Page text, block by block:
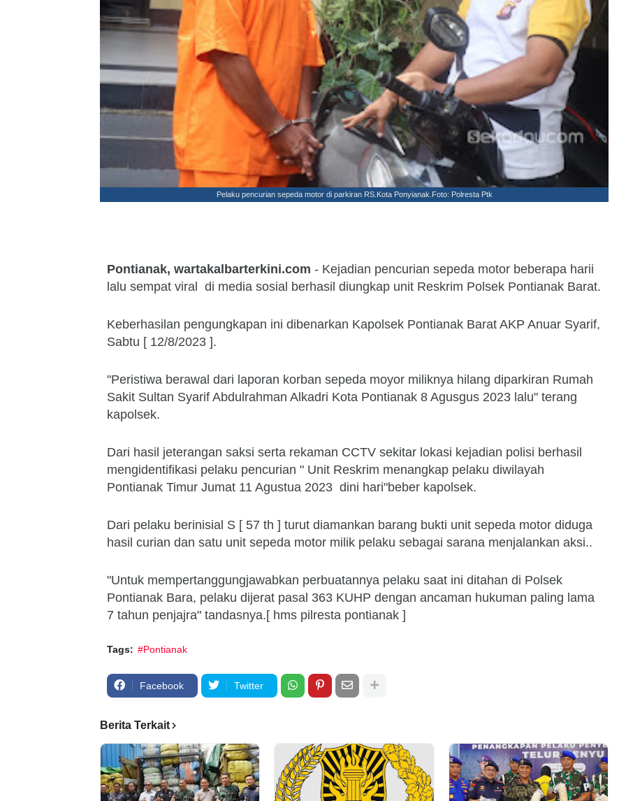
Pelaku pencurian sepeda motor di parkiran RS.Kota Ponyianak.Foto: Polresta Ptk
Pontianak, wartakalbarterkini.com - Kejadian pencurian sepeda motor beberapa harii
lalu sempat viral di media sosial berhasil diungkap unit Reskrim Polsek Pontianak Barat.
Keberhasilan pengungkapan ini dibenarkan Kapolsek Pontianak Barat AKP Anuar Syarif,
Sabtu [ 12/8/2023 ].
"Peristiwa berawal dari laporan korban sepeda moyor miliknya hilang diparkiran Rumah
Sakit Sultan Syarif Abdulrahman Alkadri Kota Pontianak 8 Agusgus 2023 lalu" terang
kapolsek.
Dari hasil jeterangan saksi serta rekaman CCTV sekitar lokasi kejadian polisi berhasil
mengidentifikasi pelaku pencurian " Unit Reskrim menangkap pelaku diwilayah
Pontianak Timur Jumat 11 Agustua 2023 dini hari"beber kapolsek.
Dari pelaku berinisial S [ 57 th ] turut diamankan barang bukti unit sepeda motor diduga
hasil curian dan satu unit sepeda motor milik pelaku sebagai sarana menjalankan aksi..
"Untuk mempertanggungjawabkan perbuatannya pelaku saat ini ditahan di Polsek
Pontianak Bara, pelaku dijerat pasal 363 KUHP dengan ancaman hukuman paling lama
7 tahun penjajra" tandasnya.[ hms pilresta pontianak ]
Tags: #Pontianak
Facebook Twitter
Berita Terkait